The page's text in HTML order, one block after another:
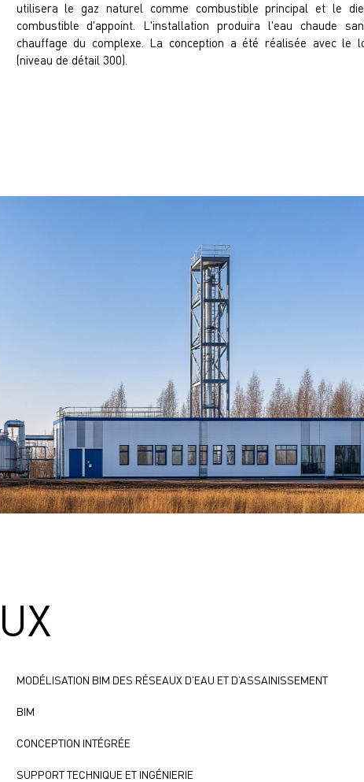
utilisera le gaz naturel comme combustible principal et le
combustible d'appoint. L'installation produira l'eau chaude
chauffage du complexe. La conception a été réalisée avec le
(niveau de détail 300).
MODÉLISATION BIM DES RÉSEAUX D’EAU ET D’ASSAINISSEMENT
BIM
CONCEPTION INTÉGRÉE
SUPPORT TECHNIQUE ET INGÉNIERIE